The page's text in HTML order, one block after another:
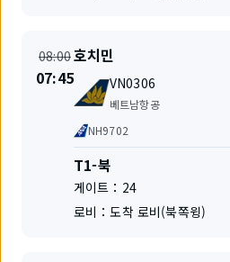
출
발
08:00
시
간
07:45
출
발
지
호치민
편
명
VN0306
항
사
베트남항공
공
동
운
항
편
NH9702
터
미
널
T1-북
게이트： 24
로비：도착 로비(북쪽윙)